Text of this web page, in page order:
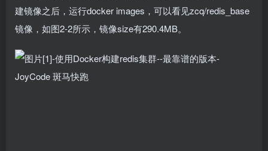
建镜像之后，运行docker images，可以看见zcq/redis_base
镜像，如图2-2所示，镜像size有290.4MB。